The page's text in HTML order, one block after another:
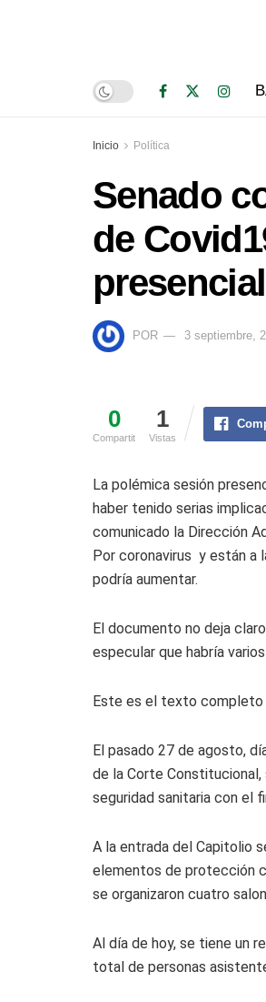
Inicio Política
Senado
de
POR 3 septiembre,
0
Compartit
1
Vistas
La polémica sesión
haber tenido serias
comunicado la Dirección
Por coronavirus y están a
podría aumentar.
El documento no deja
especular que habría
Este es el texto completo
El pasado 27 de agosto,
de la Corte
seguridad sanitaria con el
A la entrada del Capitolio
elementos de protección
se organizaron cuatro
Al día de hoy, se tiene un
total de personas